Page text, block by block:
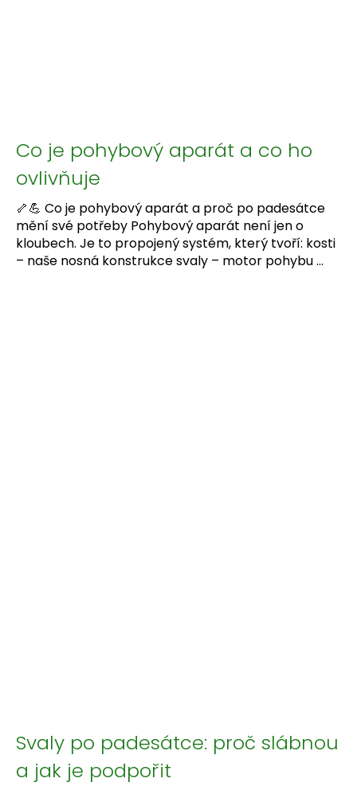
Co je pohybový aparát a co ho
ovlivňuje
🦴💪 Co je pohybový aparát a proč po padesátce
mění své potřeby Pohybový aparát není jen o
kloubech. Je to propojený systém, který tvoří: kosti
– naše nosná konstrukce svaly – motor pohybu ...
Svaly po padesátce: proč slábnou
a jak je podpořit